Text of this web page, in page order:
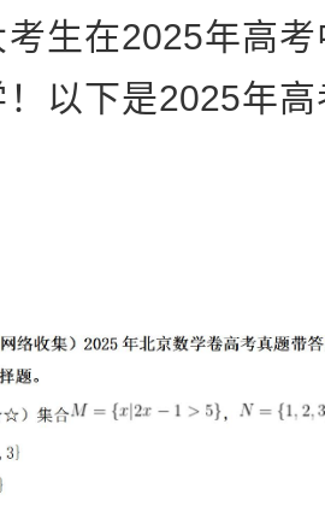
考生在2025年高
以下是2025年